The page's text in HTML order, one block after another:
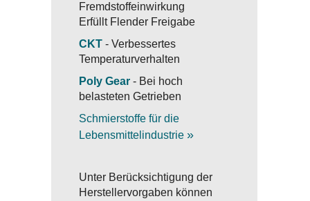
Fremdstoffeinwirkung
Erfüllt Flender Freigabe
CKT - Verbessertes
Temperaturverhalten
Poly Gear - Bei hoch
belasteten Getrieben
Schmierstoffe für die
Lebensmittelindustrie »
Unter Berücksichtigung der
Herstellervorgaben können